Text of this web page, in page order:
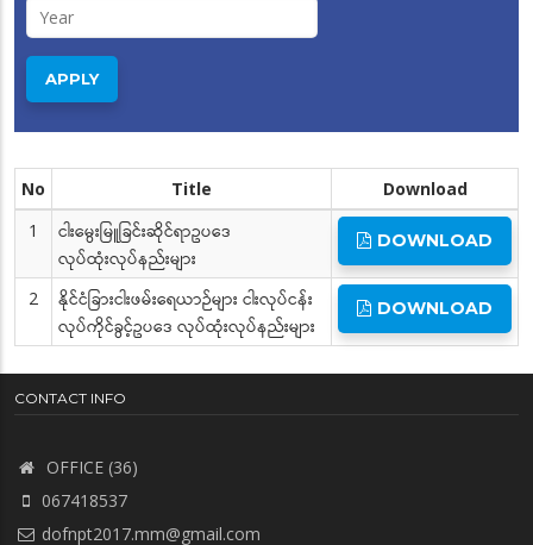
No Title
Download
1
ငါးမွေးမြူခြင်းဆိုင်ရာဥပဒေ
လုပ်ထုံးလုပ်နည်းများ
DOWNLOAD
2
နိုင်ငံခြားငါးဖမ်းရေယာဉ်များ ငါးလုပ်ငန်း
လုပ်ကိုင်ခွင့်ဥပဒေ လုပ်ထုံးလုပ်နည်းများ
DOWNLOAD
CONTACT INFO
OFFICE (36)
067418537
dofnpt2017.mm@gmail.com